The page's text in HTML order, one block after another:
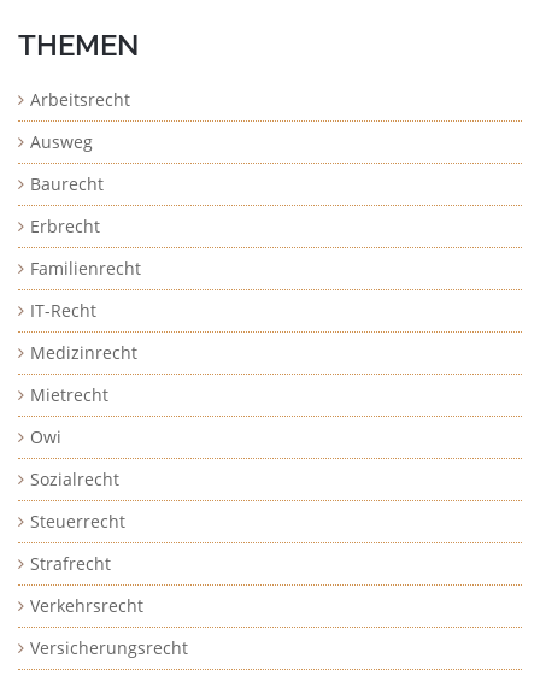
THEMEN
Arbeitsrecht
Ausweg
Baurecht
Erbrecht
Familienrecht
IT-Recht
Medizinrecht
Mietrecht
Owi
Sozialrecht
Steuerrecht
Strafrecht
Verkehrsrecht
Versicherungsrecht